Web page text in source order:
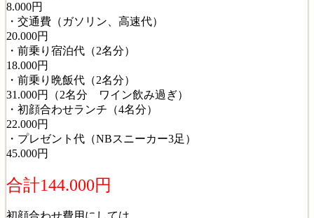
8.000円
・交通費（ガソリン、高速代）
20.000円
・前乗り宿泊代（2名分）
18.000円
・前乗り晩飯代（2名分）
31.000円（2名分 ワイン飲み過ぎ）
・初顔合わせランチ（4名分）
22.000円
・プレゼント代（ΝBスニーカー3足）
45.000円
合計144.000円
初顔合わせ費用にしては